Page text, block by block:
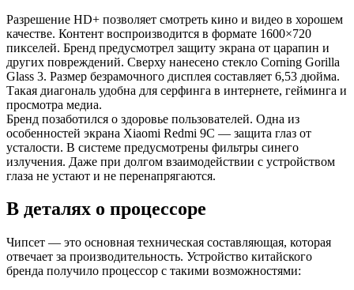
Разрешение HD+ позволяет смотреть кино и видео в хорошем
качестве. Контент воспроизводится в формате 1600×720
пикселей. Бренд предусмотрел защиту экрана от царапин и
других повреждений. Сверху нанесено стекло Corning Gorilla
Glass 3. Размер безрамочного дисплея составляет 6,53 дюйма.
Такая диагональ удобна для серфинга в интернете, гейминга и
просмотра медиа.
Бренд позаботился о здоровье пользователей. Одна из
особенностей экрана Xiaomi Redmi 9C — защита глаз от
усталости. В системе предусмотрены фильтры синего
излучения. Даже при долгом взаимодействии с устройством
глаза не устают и не перенапрягаются.
В деталях о процессоре
Чипсет — это основная техническая составляющая, которая
отвечает за производительность. Устройство китайского
бренда получило процессор с такими возможностями: